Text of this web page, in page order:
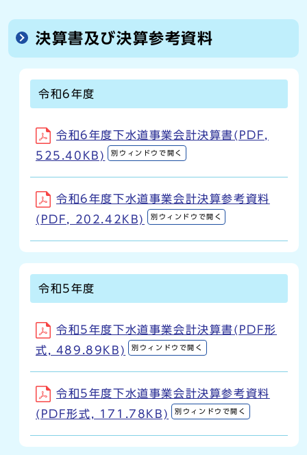
決算書及び決算参考資料
令和6年度
令和6年度下水道事業会計決算書(PDF,
525.40KB)
別ウィンドウで開く
令和6年度下水道事業会計決算参考資料
(PDF, 202.42KB)
別ウィンドウで開く
令和5年度
令和5年度下水道事業会計決算書(PDF形
式, 489.89KB)
別ウィンドウで開く
令和5年度下水道事業会計決算参考資料
(PDF形式, 171.78KB)
別ウィンドウで開く